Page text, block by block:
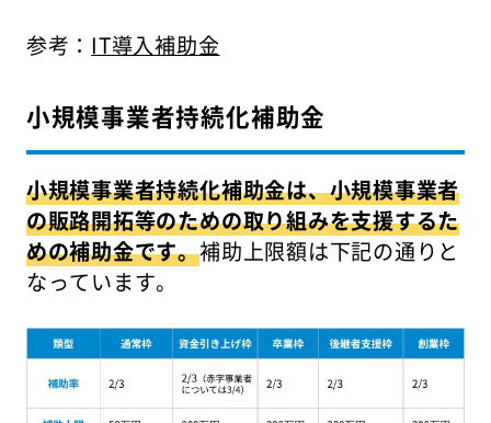
参考： IT導入補助金
小規模事業者持続化補助金
小規模事業者持続化補助金は、小規模事業者
の販路開拓等のための取り組みを支援するた
めの補助金です。補助上限額は下記の通りと
なっています。